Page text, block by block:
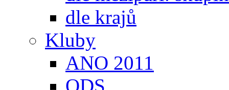
dle krajů
Kluby
ANO 2011
ODS